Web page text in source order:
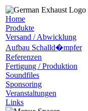
Home
Produkte
Versand / Abwicklung
Aufbau Schalld�mpfer
Referenzen
Fertigung / Produktion
Soundfiles
Sponsoring
Veranstaltungen
Links